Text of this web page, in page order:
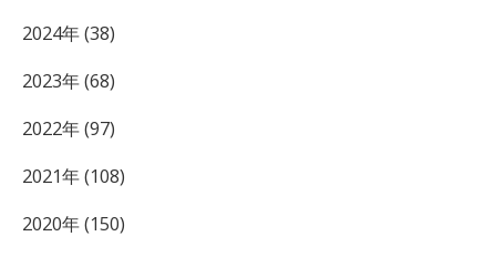
2024年 (38)
2023年 (68)
2022年 (97)
2021年 (108)
2020年 (150)